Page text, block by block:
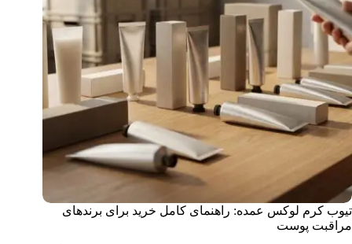
تیوب کرم لوکس عمده: راهنمای کامل خرید برای برندهای
مراقبت پوست